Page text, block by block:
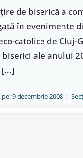
de biserică a
în evenimente
catolice de Cluj-
ale anului
9 decembrie 2008 |